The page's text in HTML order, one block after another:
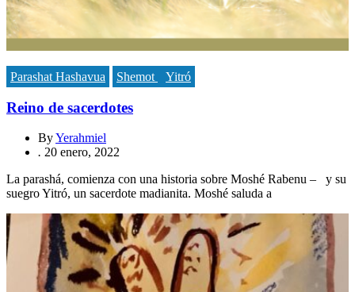
Parashat Hashavua Shemot Yitró
Reino de sacerdotes
ByYerahmiel
. 20 enero, 2022
La parashá, comienza con una historia sobre Moshé Rabenu – y su
suegro Yitró, un sacerdote madianita. Moshé saluda a